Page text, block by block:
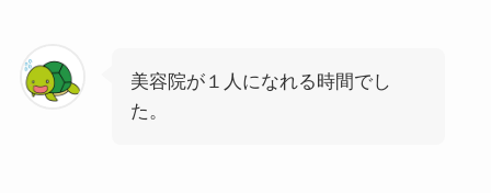
美容院が１人になれる時間でし
た。